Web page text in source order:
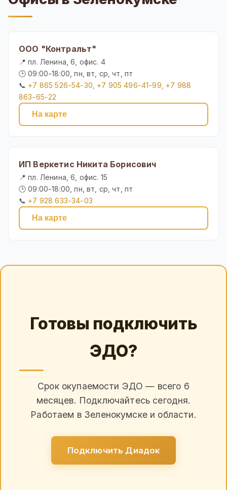
ООО "Контральт"
📍 пл. Ленина, 6, офис. 4
🕒 09:00-18:00, пн, вт, ср, чт, пт
📞 +7 865 526-54-30, +7 905 496-41-99, +7 988
863-65-22
На карте
ИП Веркетис Никита Борисович
📍 пл. Ленина, 6, офис. 15
🕒 09:00-18:00, пн, вт, ср, чт, пт
📞 +7 928 633-34-03
На карте
Готовы подключить
ЭДО?
Срок окупаемости ЭДО — всего 6
месяцев. Подключайтесь сегодня.
Работаем в Зеленокумске и области.
Подключить Диадок